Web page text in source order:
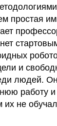
простая
и
людей.
работу и
их не